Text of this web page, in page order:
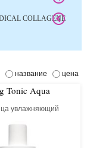
COLLAGENE
название цена
Tonic Aqua
увлажняющий